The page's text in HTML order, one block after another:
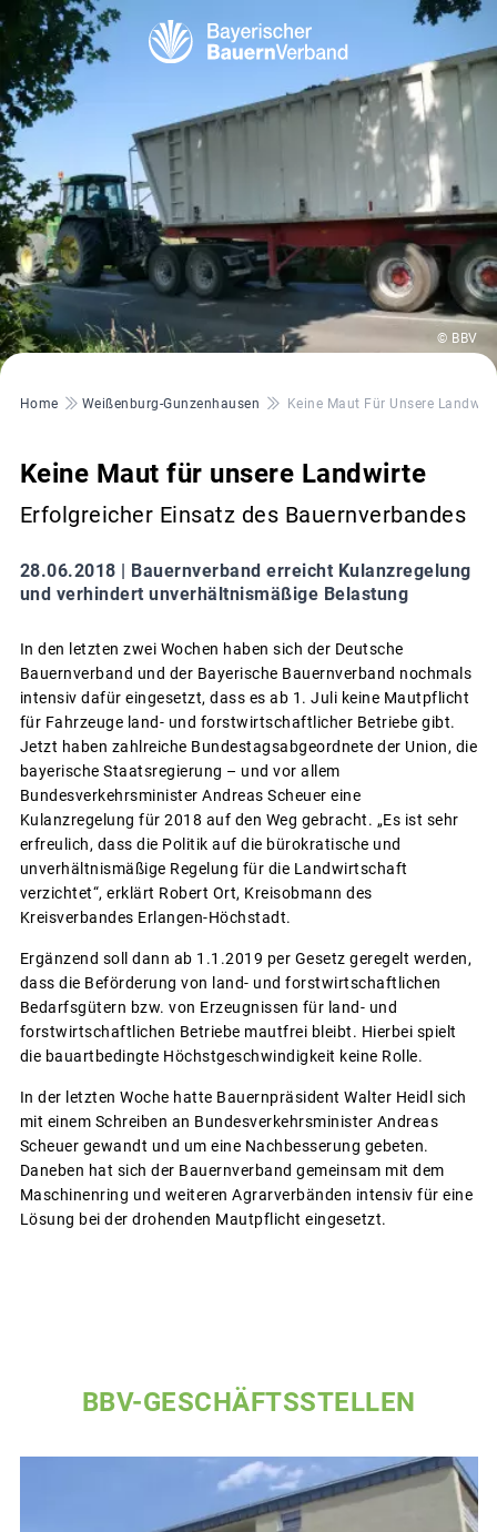
© BBV
Pfadnavigation
Home Weißenburg-Gunzenhausen Keine Maut Für Unsere
Keine Maut für unsere Landwirte
Erfolgreicher Einsatz des Bauernverbandes
28.06.2018 | Bauernverband erreicht Kulanzregelung
und verhindert unverhältnismäßige Belastung
In den letzten zwei Wochen haben sich der Deutsche
Bauernverband und der Bayerische Bauernverband nochmals
intensiv dafür eingesetzt, dass es ab 1. Juli keine Mautpflicht
für Fahrzeuge land- und forstwirtschaftlicher Betriebe gibt.
Jetzt haben zahlreiche Bundestagsabgeordnete der Union, die
bayerische Staatsregierung – und vor allem
Bundesverkehrsminister Andreas Scheuer eine
Kulanzregelung für 2018 auf den Weg gebracht. „Es ist sehr
erfreulich, dass die Politik auf die bürokratische und
unverhältnismäßige Regelung für die Landwirtschaft
verzichtet“, erklärt Robert Ort, Kreisobmann des
Kreisverbandes Erlangen-Höchstadt.
Ergänzend soll dann ab 1.1.2019 per Gesetz geregelt werden,
dass die Beförderung von land- und forstwirtschaftlichen
Bedarfsgütern bzw. von Erzeugnissen für land- und
forstwirtschaftlichen Betriebe mautfrei bleibt. Hierbei spielt
die bauartbedingte Höchstgeschwindigkeit keine Rolle.
In der letzten Woche hatte Bauernpräsident Walter Heidl sich
mit einem Schreiben an Bundesverkehrsminister Andreas
Scheuer gewandt und um eine Nachbesserung gebeten.
Daneben hat sich der Bauernverband gemeinsam mit dem
Maschinenring und weiteren Agrarverbänden intensiv für eine
Lösung bei der drohenden Mautpflicht eingesetzt.
BBV-GESCHÄFTSSTELLEN